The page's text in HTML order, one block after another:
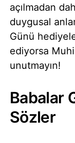
açılmadan
duygusal
Günü
ediyorsa
unutmayın!
Babalar
Sözler